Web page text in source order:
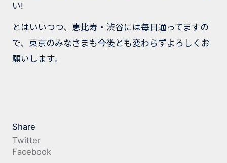
い!
とはいいつつ、恵比寿・渋谷には毎日通ってますの
で、東京のみなさまも今後とも変わらずよろしくお
願いします。
Share
Twitter
Facebook